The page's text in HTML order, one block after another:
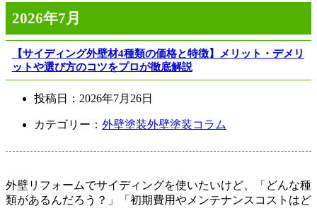
2026年7月
【サイディング外壁材4種類の価格と特徴】メリット・デメリ
ットや選び方のコツをプロが徹底解説
投稿日： 2026年7月26日
カテゴリー： 外壁塗装外壁塗装コラム
外壁リフォームでサイディングを使いたいけど、「どんな種
類があるんだろう？」「初期費用やメンテナンスコストはど